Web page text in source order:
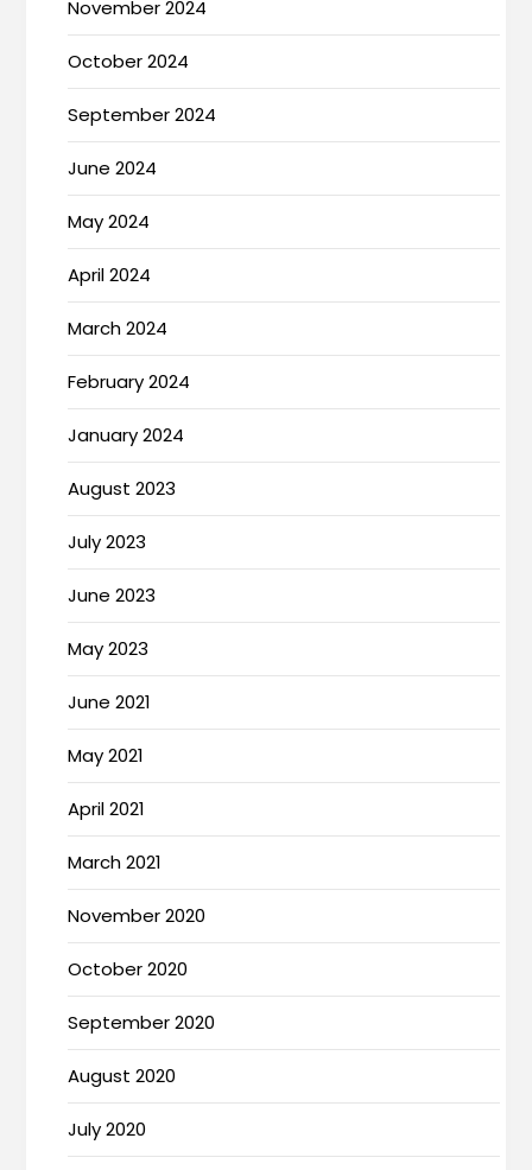
November 2024
October 2024
September 2024
June 2024
May 2024
April 2024
March 2024
February 2024
January 2024
August 2023
July 2023
June 2023
May 2023
June 2021
May 2021
April 2021
March 2021
November 2020
October 2020
September 2020
August 2020
July 2020